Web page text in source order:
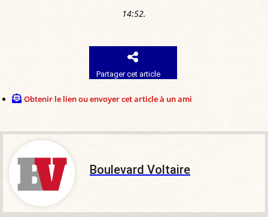
14:52.
Partager cet article
Obtenir le lien ou envoyer cet article à un ami
Boulevard Voltaire